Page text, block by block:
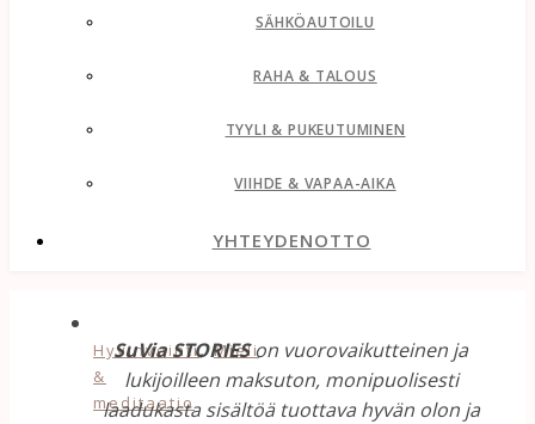
SÄHKÖAUTOILU
RAHA & TALOUS
TYYLI & PUKEUTUMINEN
VIIHDE & VAPAA-AIKA
YHTEYDENOTTO
Hyvinvointi,Mieli
&
meditaatio
SuVia STORIESon vuorovaikutteinen ja
lukijoilleen maksuton, monipuolisesti
laadukasta sisältöä tuottava hyvän olon ja